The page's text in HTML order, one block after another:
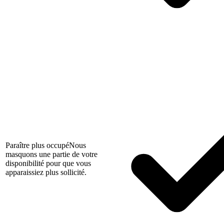
Paraître plus occupéNous
masquons une partie de votre
disponibilité pour que vous
apparaissiez plus sollicité.